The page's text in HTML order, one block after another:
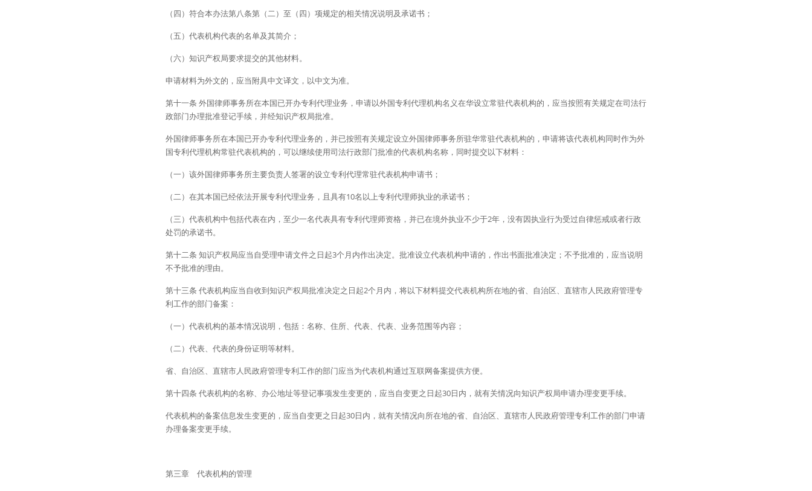
（四）符合本办法第八条第（二）至（四）项规定的相关情况说明及承诺书；
（五）代表机构代表的名单及其简介；
（六）知识产权局要求提交的其他材料。
申请材料为外文的，应当附具中文译文，以中文为准。
第十一条 外国律师事务所在本国已开办专利代理业务，申请以外国专利代理机构名义在华设立常驻代表机构的，应当按照有关规定在司法行
政部门办理批准登记手续，并经知识产权局批准。
外国律师事务所在本国已开办专利代理业务的，并已按照有关规定设立外国律师事务所驻华常驻代表机构的，申请将该代表机构同时作为外
国专利代理机构常驻代表机构的，可以继续使用司法行政部门批准的代表机构名称，同时提交以下材料：
（一）该外国律师事务所主要负责人签署的设立专利代理常驻代表机构申请书；
（二）在其本国已经依法开展专利代理业务，且具有10名以上专利代理师执业的承诺书；
（三）代表机构中包括代表在内，至少一名代表具有专利代理师资格，并已在境外执业不少于2年，没有因执业行为受过自律惩戒或者行政
处罚的承诺书。
第十二条 知识产权局应当自受理申请文件之日起3个月内作出决定。批准设立代表机构申请的，作出书面批准决定；不予批准的，应当说明
不予批准的理由。
第十三条 代表机构应当自收到知识产权局批准决定之日起2个月内，将以下材料提交代表机构所在地的省、自治区、直辖市人民政府管理专
利工作的部门备案：
（一）代表机构的基本情况说明，包括：名称、住所、代表、代表、业务范围等内容；
（二）代表、代表的身份证明等材料。
省、自治区、直辖市人民政府管理专利工作的部门应当为代表机构通过互联网备案提供方便。
第十四条 代表机构的名称、办公地址等登记事项发生变更的，应当自变更之日起30日内，就有关情况向知识产权局申请办理变更手续。
代表机构的备案信息发生变更的，应当自变更之日起30日内，就有关情况向所在地的省、自治区、直辖市人民政府管理专利工作的部门申请
办理备案变更手续。
第三章　代表机构的管理